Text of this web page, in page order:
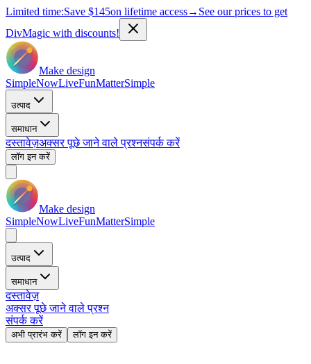
Limited time:Save $145on lifetime access→ See our prices to get
DivMagic with discounts!
Make design
SimpleNowLiveFunMatterSimple
उत्पाद
समाधान
दस्तावेज़अक्सर पूछे जाने वाले प्रश्नसंपर्क करें
लॉग इन करें
Make design
SimpleNowLiveFunMatterSimple
उत्पाद
समाधान
दस्तावेज़
अक्सर पूछे जाने वाले प्रश्न
संपर्क करें
अभी प्रारंभ करें लॉग इन करें